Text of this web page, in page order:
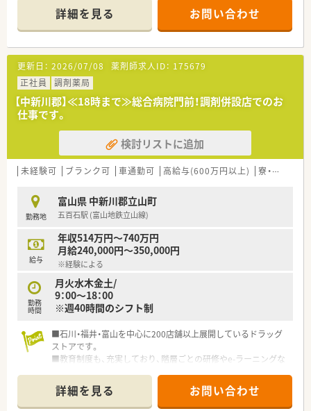
★安心して働ける環境と福利厚生制度
年間休日が「126日相当時間」と業界トップクラスのさくら薬局
境づくりを考え、ライフステージに応じた福利厚生をご用意して
います。
また、患者さまへの想いをカタチにする「リトルチャレンジ制
度」では「現場主義」を念頭に、
地域・店舗ごとに異なる患者さまのニーズやスタッフの思いを実
現する取り組みも行っています。
入社後もひとりひとりの薬剤師像に近しい多彩なキャリアステ
ップをご用意しております。
こうした働きやすい環境づくりに力を入れている『さくら薬局グ
ループ』でご活躍されてみませんか？
頑張り次第で高給与も可能！
■経験や勤務コースによりますが、経験の少ない方でも500万前
半スタートと業界TOP水準！
■職種や職域に合わせ、豊富な社内研修や外部組織と連携した研
修を用意されています
■薬剤師が中心の会社だからこそ活躍できるキャリアパスが多
種多様に用意されています。
■店舗拡大に伴い、エリアマネジャーや営業部長等のマネジメン
トのポジションも増えます。
■在宅や教育等の専門性を活かせるスペシャリストを目指すこ
とも可能です。
■その他にも、管理部門や商品部門等の本社スタッフなど活動領
域は多種多様です。
■在宅実施店舗は年々増加しており、在宅医療へもしっかりと関
■育児休暇は3歳まで取得が可能で、時短制度は小学5年生まで
時短勤務ができるよう変更予定です。
■年間休日が120日とワークライフバランスが整っています
■日用品から常備薬まで、従業員割引制度など嬉しいメリットも
たくさんあります！
詳細を見る お問い合わせ
更新日： 2026/07/08 薬剤師求人ID： 175679
正社員
調剤薬局
【中新川郡】≪18時まで≫総合病院門前！調剤併設店でのお
仕事です。
検討リストに追加
未経験可 ブランク可 車通勤可 高給与(600万円以上) 寮・借上社宅あり
勤務地
富山県 中新川郡立山町
五百石駅 (富山地鉄立山線)
給与
年収514万円～740万円
月給240,000円～350,000円
※経験による
勤務
時間
月火水木金土/
9：00～18：00
※週40時間のシフト制
■石川・福井・富山を中心に200店舗以上展開しているドラッグ
ストアです。
■教育制度も、充実しており、階層ごとの研修やe-ラーニングな
未経験の方・新卒の方も安心して就業いただけます。
詳細を見る お問い合わせ